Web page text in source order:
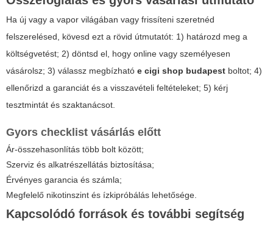
Ha új vagy a vapor világában vagy frissíteni szeretnéd
felszerelésed, kövesd ezt a rövid útmutatót: 1) határozd meg a
költségvetést; 2) döntsd el, hogy online vagy személyesen
vásárolsz; 3) válassz megbízható e cigi shop budapest boltot; 4)
ellenőrizd a garanciát és a visszavételi feltételeket; 5) kérj
tesztmintát és szaktanácsot.
Gyors checklist vásárlás előtt
Ár-összehasonlítás több bolt között;
Szerviz és alkatrészellátás biztosítása;
Érvényes garancia és számla;
Megfelelő nikotinszint és ízkipróbálás lehetősége.
Kapcsolódó források és további segítség